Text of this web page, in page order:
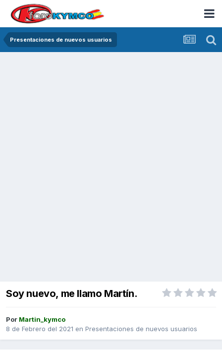
Presentaciones de nuevos usuarios
Soy nuevo, me llamo Martín.
Por Martin_kymco
8 de Febrero del 2021 en Presentaciones de nuevos usuarios